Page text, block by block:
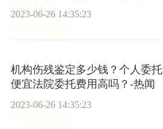
2023-06-26 14:35:23
机构伤残鉴定多少钱？个人委托
便宜法院委托费用高吗？-热闻
2023-06-26 14:35:23